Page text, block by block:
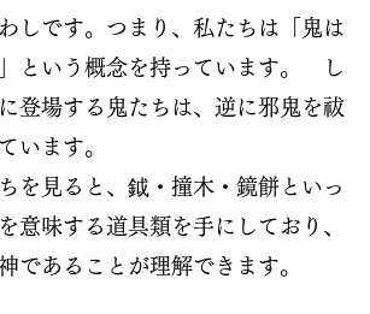
しです。つまり、私たちは「鬼は
という概念を持っています。
し
登場する鬼たちは、逆に邪鬼を祓
いま す。
を見ると、鉞・撞木・鏡餅といっ
意味する道具類を手にしており、
であることが理解できます。